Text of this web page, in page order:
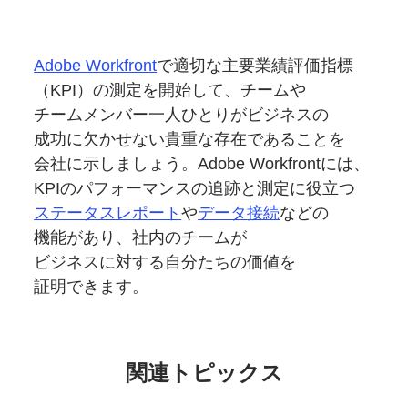
Adobe Workfrontで適切な主要業績評価指標
（KPI）の測定を 開始して、 チームや
チームメンバー一人ひとりがビジネスの
成功に欠かせない貴重な存在である ことを
会社に示しましょう。Adobe Workfrontには、
KPIのパフォーマンスの追跡と測定に役立つ
ステータスレポートやデータ接続などの
機能があり、社内のチームが
ビジネスに対する 自分たちの価値を
証明できます。
関連トピックス